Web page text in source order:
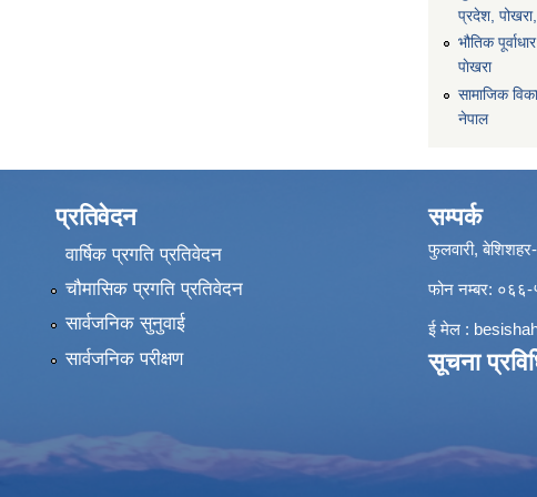
प्रदेश,
भौतिक
पाेखरा
सामाजिक
नेपाल
प्रतिवेदन
वार्षिक प्रगति प्रतिवेदन
चौमासिक प्रगति प्रतिवेदन
सार्वजनिक सुनुवाई
सार्वजनिक परीक्षण
सम्पर्क
फुलवारी,
फोन नम्बर:
ई मेल :
सूचना